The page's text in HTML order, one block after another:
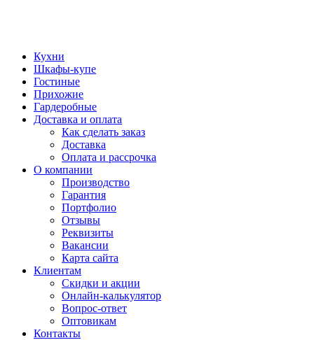
Кухни
Шкафы-купе
Гостиные
Прихожие
Гардеробные
Доставка и оплата
Как сделать заказ
Доставка
Оплата и рассрочка
О компании
Производство
Гарантия
Портфолио
Отзывы
Реквизиты
Вакансии
Карта сайта
Клиентам
Скидки и акции
Онлайн-калькулятор
Вопрос-ответ
Оптовикам
Контакты